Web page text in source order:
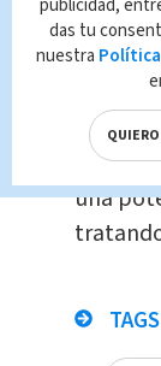
con la
una
publicidad,
das tu
nuestra